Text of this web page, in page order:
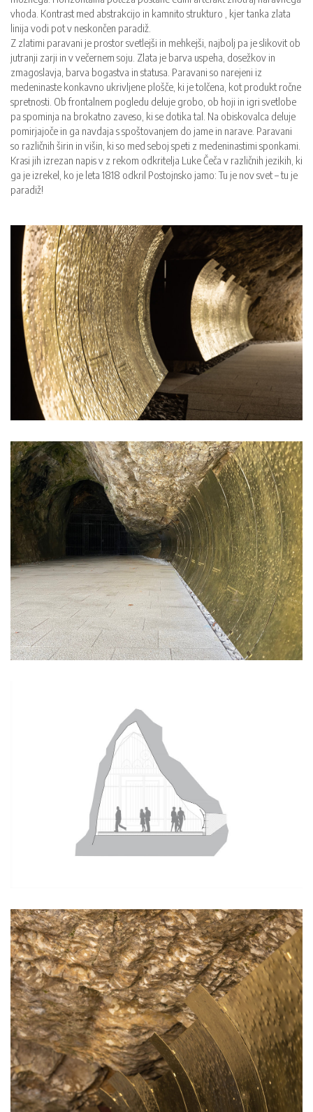
vhoda. Kontrast med abstrakcijo in kamnito strukturo , kjer tanka zlata
linija vodi pot v neskončen paradiž.
Z zlatimi paravani je prostor svetlejši in mehkejši, najbolj pa je slikovit ob
jutranji zarji in v večernem soju. Zlata je barva uspeha, dosežkov in
zmagoslavja, barva bogastva in statusa. Paravani so narejeni iz
medeninaste konkavno ukrivljene plošče, ki je tolčena, kot produkt ročne
spretnosti. Ob frontalnem pogledu deluje grobo, ob hoji in igri svetlobe
pa spominja na brokatno zaveso, ki se dotika tal. Na obiskovalca deluje
pomirjajoče in ga navdaja s spoštovanjem do jame in narave. Paravani
so različnih širin in višin, ki so med seboj speti z medeninastimi sponkami.
Krasi jih izrezan napis v z rekom odkritelja Luke Čeča v različnih jezikih, ki
ga je izrekel, ko je leta 1818 odkril Postojnsko jamo: Tu je nov svet – tu je
paradiž!